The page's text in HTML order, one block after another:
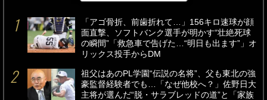
「アゴ骨折、前歯折れて…」156キロ速球が顔
面直撃、ソフトバンク選手が明かす“壮絶死球
の瞬間”「救急車で告げた…“明日も出ます”」オ
リックス投手からDM
祖父はあのPL学園“伝説の名将”、父も東北の強
豪監督経験者でも…「なぜ他校へ？」佐野日大
主将が選んだ“脱・サラブレッドの道”と「家族